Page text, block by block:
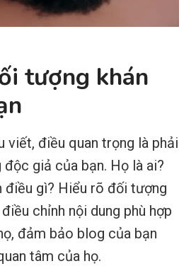
tượng khán
viết, điều quan trọng là phải
giả của bạn. Họ là ai?
điều gì? Hiểu rõ đối tượng
chỉnh nội dung phù hợp
đảm bảo blog của bạn
tâm của họ.